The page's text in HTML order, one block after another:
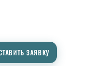
ЗАЯВКУ